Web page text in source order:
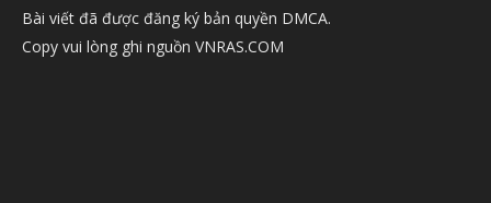
Bài viết đã được đăng ký bản quyền DMCA.
Copy vui lòng ghi nguồn VNRAS.COM